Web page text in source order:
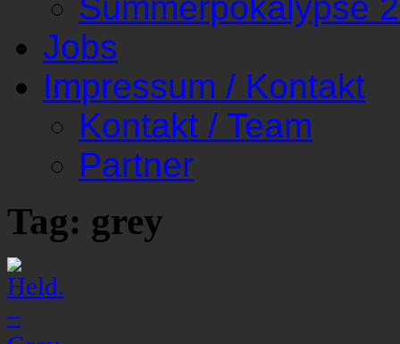
Jobs
Impressum / Kontakt
Kontakt / Team
Partner
Tag: grey